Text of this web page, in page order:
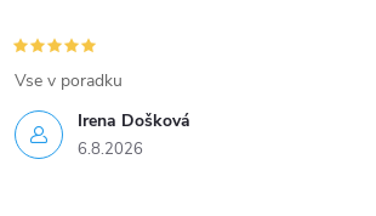
Irena Došková
6.8.2026
Vse v poradku